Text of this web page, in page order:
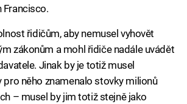
Francisco.
řidičům, aby nemusel vyhovět
zákonům a mohl řidiče nadále uvádět
Jinak by je totiž musel
pro něho znamenalo stovky milionů
– musel by jim totiž stejně jako